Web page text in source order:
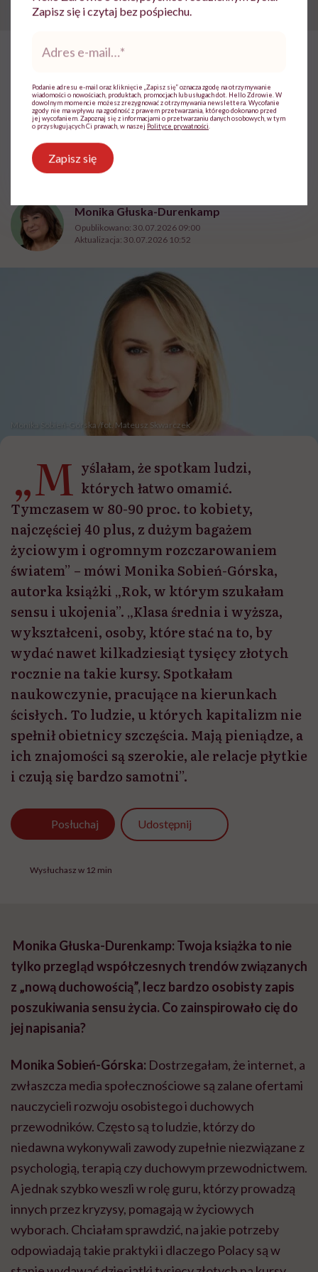
Monika Sobień-Górska: „Trzeba
bardzo uważać, komu oddajemy
swoją wrażliwość, pieniądze i
zaufanie”
Monika Głuska-Durenkamp
Opublikowano: 30.07.2026 09:00
Aktualizacja: 30.07.2026 10:52
Monika Sobień-Górska /fot. Mateusz Skwarczek
„M yślałam, że spotkam ludzi,
których łatwo omamić.
Tymczasem w 80-90 proc. to kobiety,
najczęściej 40 plus, z dużym bagażem
życiowym i ogromnym rozczarowaniem
światem” – mówi Monika Sobień-Górska,
autorka książki „Rok, w którym szukałam
sensu i ukojenia”. „Klasa średnia i wyższa,
wykształceni, osoby, które stać na to, by
wydać nawet kilkadziesiąt tysięcy złotych
rocznie na takie kursy. Spotkałam
naukowczynie, pracujące na kierunkach
ścisłych. To ludzie, u których kapitalizm nie
spełnił obietnicy szczęścia. Mają pieniądze, a
ich znajomości są szerokie, ale relacje płytkie
i czują się bardzo samotni”.
Posłuchaj Udostępnij
Wysłuchasz w 12 min
Monika Głuska-Durenkamp: Twoja książka to nie
tylko przegląd współczesnych trendów związanych
z „nową duchowością”, lecz bardzo osobisty zapis
poszukiwania sensu życia. Co zainspirowało cię do
jej napisania?
Monika Sobień-Górska: Dostrzegałam, że internet, a
zwłaszcza media społecznościowe są zalane ofertami
nauczycieli rozwoju osobistego i duchowych
przewodników. Często są to ludzie, którzy do
niedawna wykonywali zawody zupełnie niezwiązane z
psychologią, terapią czy duchowym przewodnictwem.
A jednak szybko weszli w rolę guru, którzy prowadzą
innych przez kryzysy, pomagają w życiowych
wyborach. Chciałam sprawdzić, na jakie potrzeby
odpowiadają takie praktyki i dlaczego Polacy są w
Zapisz się i czytaj bez pośpiechu.
*
Podanie adresu e-mail oraz kliknięcie „Zapisz się” oznacza zgodę na otrzymywanie
wiadomości o nowościach, produktach, promocjach lub usługach dot. Hello Zdrowie. W
dowolnym momencie możesz zrezygnować z otrzymywania newslettera. Wycofanie
zgody nie ma wpływu na zgodność z prawem przetwarzania, którego dokonano przed
jej wycofaniem. Zapoznaj się z informacjami o przetwarzaniu danych osobowych, w tym
o przysługujących Ci prawach, w naszej Polityce prywatności
Zapisz się